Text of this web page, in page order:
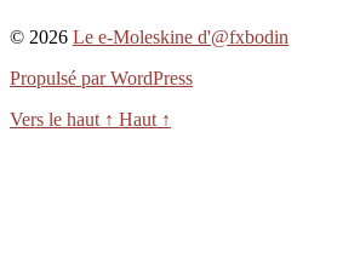
© 2026 Le e-Moleskine d'@fxbodin
Propulsé par WordPress
Vers le haut ↑ Haut ↑